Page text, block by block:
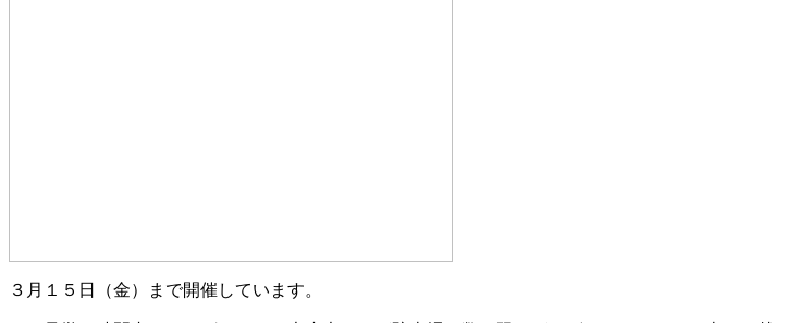
３月１５日（金）まで開催しています。